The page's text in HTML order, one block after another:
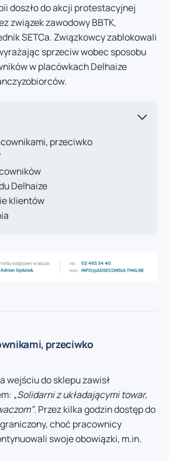
doszło do akcji protestacyjnej
związek zawodowy BBTK,
SETCa. Związkowcy zablokowali
sprzeciw wobec sposobu
w placówkach Delhaize
przeciwko
Delhaize
klientów
przeciwko
wejściu do sklepu zawisł
„Solidarni z układającymi towar,
. Przez kilka godzin dostęp do
choć pracownicy
swoje obowiązki, m.in.